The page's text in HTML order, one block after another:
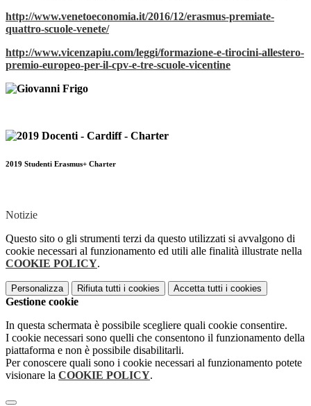
http://www.venetoeconomia.it/2016/12/erasmus-premiate-
quattro-scuole-venete/
http://www.vicenzapiu.com/leggi/formazione-e-tirocini-allestero-
premio-europeo-per-il-cpv-e-tre-scuole-vicentine
2019 Studenti Erasmus+ Charter
Notizie
Questo sito o gli strumenti terzi da questo utilizzati si avvalgono di
cookie necessari al funzionamento ed utili alle finalità illustrate nella
COOKIE POLICY.
Personalizza Rifiuta tutti i cookies Accetta tutti i cookies
Gestione cookie
In questa schermata è possibile scegliere quali cookie consentire.
I cookie necessari sono quelli che consentono il funzionamento della
piattaforma e non è possibile disabilitarli.
Per conoscere quali sono i cookie necessari al funzionamento potete
visionare la COOKIE POLICY.